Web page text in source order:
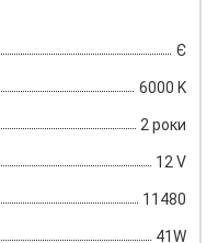
Є
6000 K
2 роки
12 V
11480
41W